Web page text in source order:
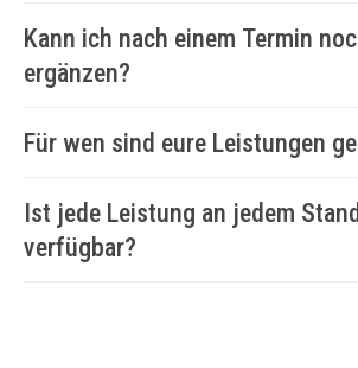
Kann ich nach einem Termin
ergänzen?
Für wen sind eure Leistungen
Ist jede Leistung an jedem
verfügbar?